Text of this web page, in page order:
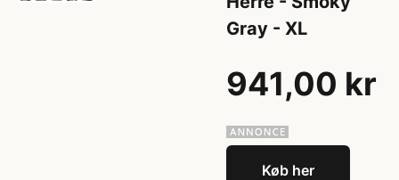
Gray - XL
941,00 kr
Køb her